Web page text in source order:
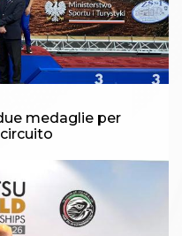
medaglie per